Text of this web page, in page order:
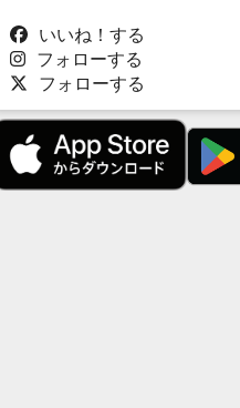
いいね！する
フォローする
フォローする